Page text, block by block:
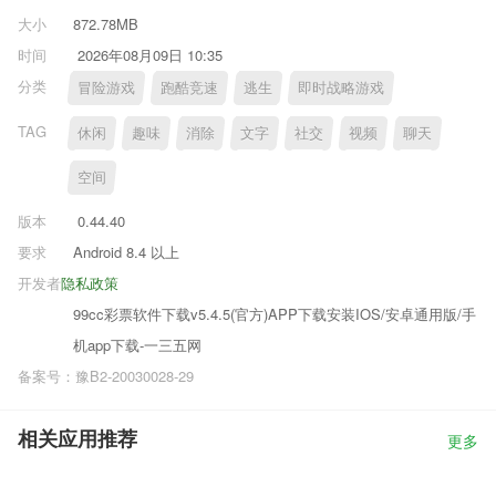
大小
872.78MB
时间
2026年08月09日 10:35
分类
冒险游戏 跑酷竞速 逃生 即时战略游戏
TAG 休闲 趣味 消除 文字 社交 视频 聊天
空间
版本
0.44.40
要求
Android 8.4 以上
隐私政策
开发者
99cc彩票软件下载v5.4.5(官方)APP下载安装IOS/安卓通用版/手
机app下载-一三五网
备案号：豫B2-20030028-29
相关应用推荐 更多